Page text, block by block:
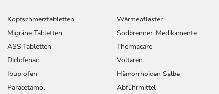
Kopfschmerztabletten
Migräne Tabletten
ASS Tabletten
Diclofenac
Ibuprofen
Paracetamol
Wärmepflaster
Sodbrennen Medikamente
Thermacare
Voltaren
Hämorrhoiden Salbe
Abführmittel